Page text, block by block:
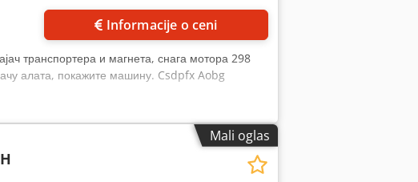
Informacije o ceni
транспортера и магнета, снага мотора 298
алата, покажите машину. Csdpfx Aobg
Mali oglas